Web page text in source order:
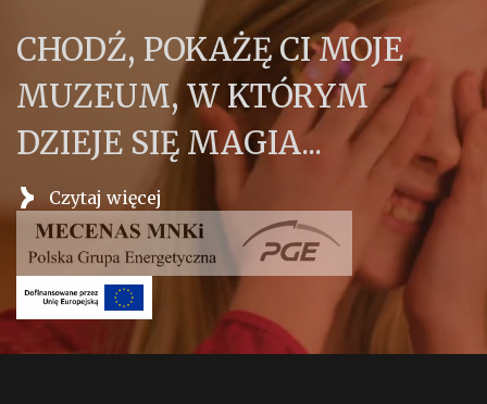
CHODŹ, POKAŻĘ CI MOJE
MUZEUM, W KTÓRYM
DZIEJE SIĘ MAGIA...
Czytaj więcej